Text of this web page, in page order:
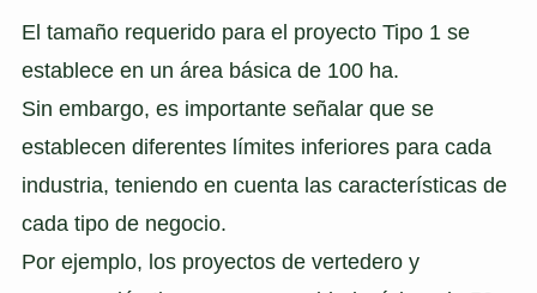
El tamaño requerido para el proyecto Tipo 1 se
establece en un área básica de 100 ha.
Sin embargo, es importante señalar que se
establecen diferentes límites inferiores para cada
industria, teniendo en cuenta las características de
cada tipo de negocio.
Por ejemplo, los proyectos de vertedero y